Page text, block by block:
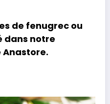
de fenugrecou
dans notre
Anastore.